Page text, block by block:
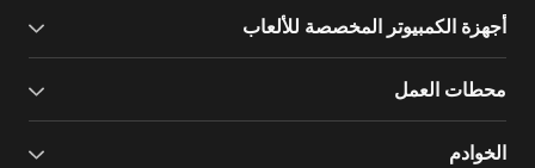
أجهزة الكمبيوتر المخصصة للألعاب
محطات العمل
الخوادم